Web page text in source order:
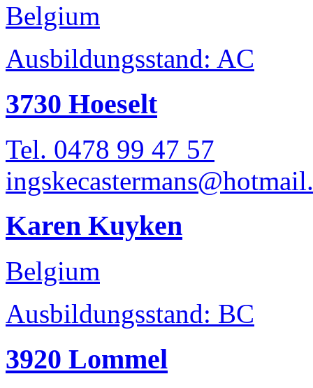
Belgium
Ausbildungsstand: AC
3730 Hoeselt
Tel. 0478 99 47 57
Karen Kuyken
Belgium
Ausbildungsstand: BC
3920 Lommel